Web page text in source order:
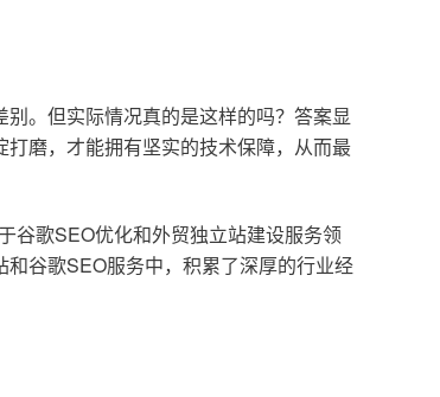
。但实际情况真的是这样的吗？答案显
磨，才能拥有坚实的技术保障，从而最
谷歌SEO优化和外贸独立站建设服务领
谷歌SEO服务中，积累了深厚的行业经